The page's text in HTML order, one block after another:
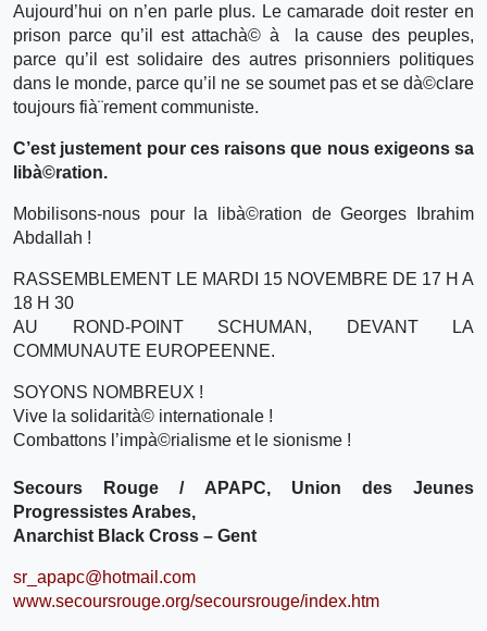
Aujourd’hui on n’en parle plus. Le camarade doit rester en
prison parce qu’il est attachà© à la cause des peuples,
parce qu’il est solidaire des autres prisonniers politiques
dans le monde, parce qu’il ne se soumet pas et se dà©clare
toujours fià¨rement communiste.
C’est justement pour ces raisons que nous exigeons sa
libà©ration.
Mobilisons-nous pour la libà©ration de Georges Ibrahim
Abdallah !
RASSEMBLEMENT LE MARDI 15 NOVEMBRE DE 17 H A
18 H 30
AU ROND-POINT SCHUMAN, DEVANT LA
COMMUNAUTE EUROPEENNE.
SOYONS NOMBREUX !
Vive la solidarità© internationale !
Combattons l’impà©rialisme et le sionisme !
Secours Rouge / APAPC, Union des Jeunes
Progressistes Arabes,
Anarchist Black Cross – Gent
sr_apapc@hotmail.com
www.secoursrouge.org/secoursrouge/index.htm